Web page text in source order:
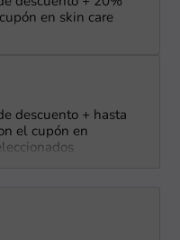
en skin care
descuento + hasta
el cupón en